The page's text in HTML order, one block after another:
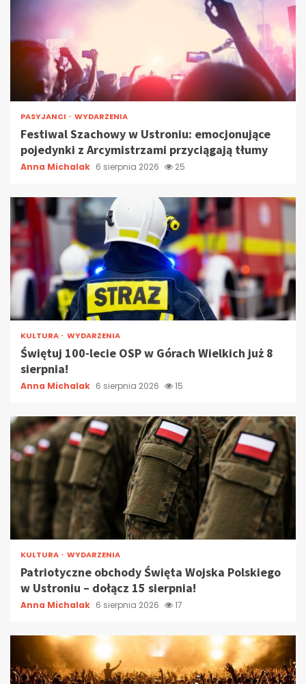
PASYJANCI WYDARZENIA
Festiwal Szachowy w Ustroniu: emocjonujące
pojedynki z Arcymistrzami przyciągają tłumy
Anna Michalak 6 sierpnia 2026 25
KULTURA WYDARZENIA
Świętuj 100-lecie OSP w Górach Wielkich już 8
sierpnia!
Anna Michalak 6 sierpnia 2026 15
KULTURA WYDARZENIA
Patriotyczne obchody Święta Wojska Polskiego
w Ustroniu – dołącz 15 sierpnia!
Anna Michalak 6 sierpnia 2026 17